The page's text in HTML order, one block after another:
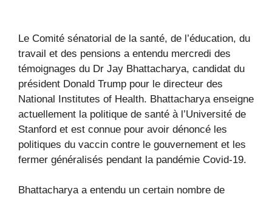
Le Comité sénatorial de la santé, de l’éducation, du
travail et des pensions a entendu mercredi des
témoignages du Dr Jay Bhattacharya, candidat du
président Donald Trump pour le directeur des
National Institutes of Health. Bhattacharya enseigne
actuellement la politique de santé à l’Université de
Stanford et est connue pour avoir dénoncé les
politiques du vaccin contre le gouvernement et les
fermer généralisés pendant la pandémie Covid-19.
Bhattacharya a entendu un certain nombre de